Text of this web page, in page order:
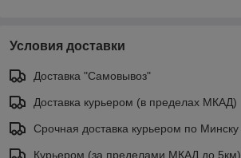
Условия доставки
Доставка "Самовывоз"
Доставка курьером (в пределах МКАД)
Срочная доставка курьером по Минску
Курьером (за пределами МКАД до 5км)